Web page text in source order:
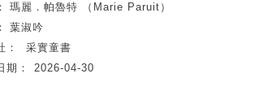
瑪麗．帕魯特 （Marie Paruit）
葉淑吟
：
采實童書
：
2026-04-30